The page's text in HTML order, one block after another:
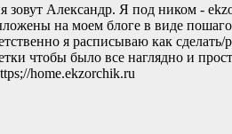
зовут Александр. Я под ником -
на моем блоге в виде
я расписываю как сделать/
чтобы было все наглядно и
home.ekzorchik.ru